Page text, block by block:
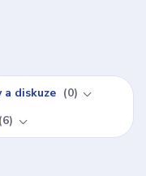
a diskuze
0
6